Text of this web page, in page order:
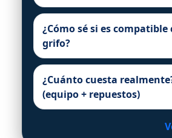
¿Cómo sé si es compatible
grifo?
¿Cuánto cuesta
(equipo + repuestos)